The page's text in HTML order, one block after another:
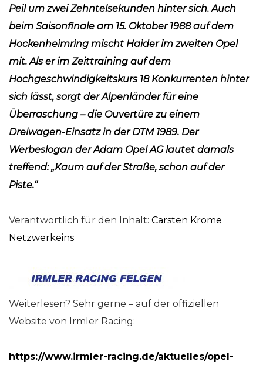
Peil um zwei Zehntelsekunden hinter sich. Auch
beim Saisonfinale am 15. Oktober 1988 auf dem
Hockenheimring mischt Haider im zweiten Opel
mit. Als er im Zeittraining auf dem
Hochgeschwindigkeitskurs 18 Konkurrenten hinter
sich lässt, sorgt der Alpenländer für eine
Überraschung – die Ouvertüre zu einem
Dreiwagen-Einsatz in der DTM 1989. Der
Werbeslogan der Adam Opel AG lautet damals
treffend: „Kaum auf der Straße, schon auf der
Piste.“
Verantwortlich für den Inhalt: Carsten Krome
Netzwerkeins
Weiterlesen? Sehr gerne – auf der offiziellen
Website von Irmler Racing:
https://www.irmler-racing.de/aktuelles/opel-